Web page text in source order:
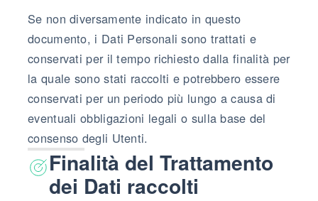
Se non diversamente indicato in questo
documento, i Dati Personali sono trattati e
conservati per il tempo richiesto dalla finalità per
la quale sono stati raccolti e potrebbero essere
conservati per un periodo più lungo a causa di
eventuali obbligazioni legali o sulla base del
consenso degli Utenti.
Finalità del Trattamento
dei Dati raccolti